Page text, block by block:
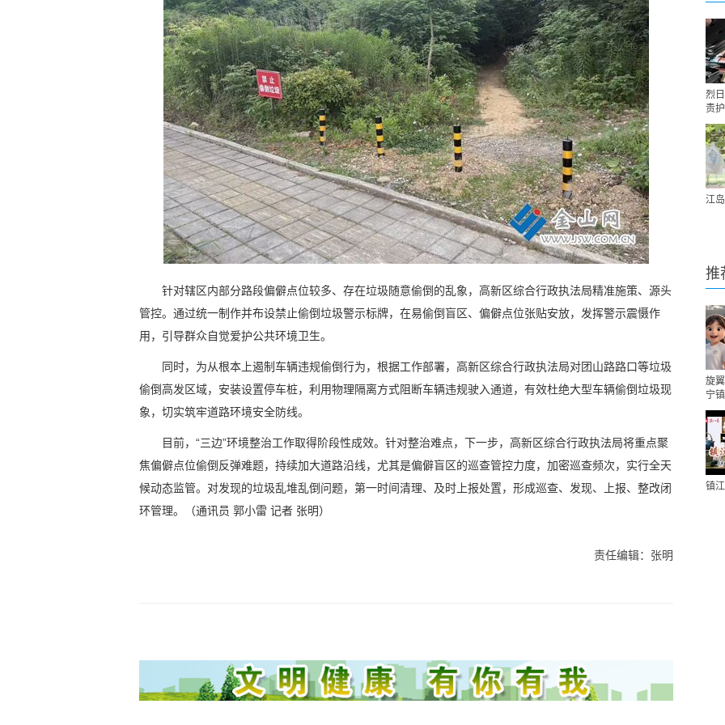
针对辖区内部分路段偏僻点位较多、存在垃圾随意偷倒的乱象，高新区综合行政执法局精准施策、源头
管控。通过统一制作并布设禁止偷倒垃圾警示标牌，在易偷倒盲区、偏僻点位张贴安放，发挥警示震慑作
用，引导群众自觉爱护公共环境卫生。
同时，为从根本上遏制车辆违规偷倒行为，根据工作部署，高新区综合行政执法局对团山路路口等垃圾
偷倒高发区域，安装设置停车桩，利用物理隔离方式阻断车辆违规驶入通道，有效杜绝大型车辆偷倒垃圾现
象，切实筑牢道路环境安全防线。
目前，“三边”环境整治工作取得阶段性成效。针对整治难点，下一步，高新区综合行政执法局将重点聚
焦偏僻点位偷倒反弹难题，持续加大道路沿线，尤其是偏僻盲区的巡查管控力度，加密巡查频次，实行全天
候动态监管。对发现的垃圾乱堆乱倒问题，第一时间清理、及时上报处置，形成巡查、发现、上报、整改闭
环管理。（通讯员 郭小雷 记者 张明）
责任编辑：张明
烈
责
江
推
旋
宁
镇